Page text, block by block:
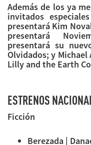
Además de los ya
invitados
presentará Kim
presentará
presentará su
Olvidados; y
Lilly and the Earth
ESTRENOS
Ficción
Berezada |